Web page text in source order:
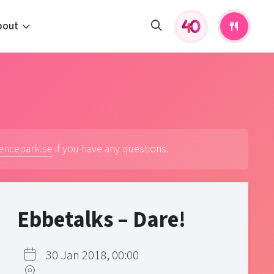
if you have any questions.
Ebbetalks – Dare!
30 Jan 2018, 00:00